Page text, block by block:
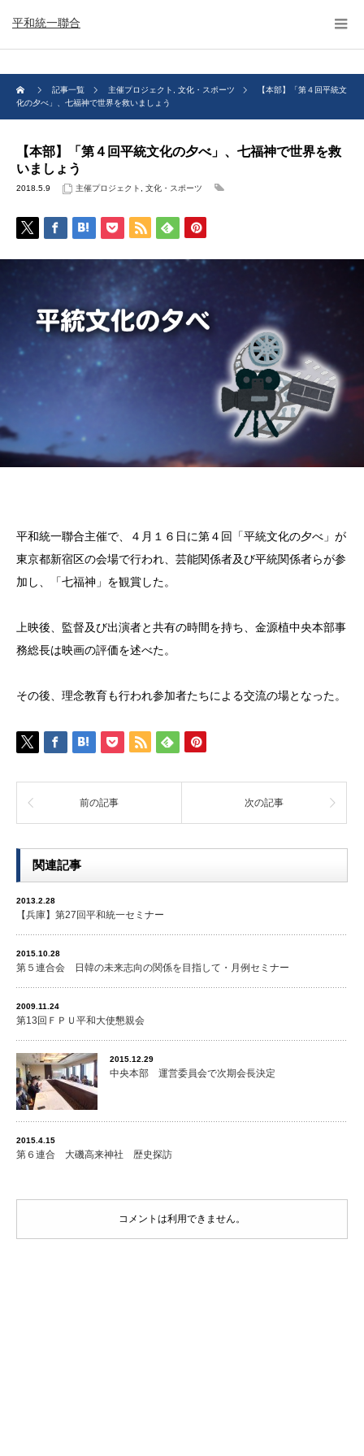
平和統一聯合
記事一覧 主催プロジェクト 文化・スポーツ
【本部】「第４回平統文
化の夕べ」、七福神で世界を救いましょう
【本部】「第４回平統文化の夕べ」、七福神で世界を救
いましょう
2018.5.9 主催プロジェクト 文化・スポーツ
平和統一聯合主催で、４月１６日に第４回「平統文化の夕べ」が
東京都新宿区の会場で行われ、芸能関係者及び平統関係者らが参
加し、「七福神」を観賞した。
上映後、監督及び出演者と共有の時間を持ち、金源植中央本部事
務総長は映画の評価を述べた。
その後、理念教育も行われ参加者たちによる交流の場となった。
前の記事 次の記事
関連記事
2013.2.28
【兵庫】第27回平和統一セミナー
2015.10.28
第５連合会 日韓の未来志向の関係を目指して・月例セミナー
2009.11.24
第13回ＦＰＵ平和大使懇親会
2015.12.29
中央本部 運営委員会で次期会長決定
2015.4.15
第６連合 大磯高来神社 歴史探訪
コメントは利用できません。